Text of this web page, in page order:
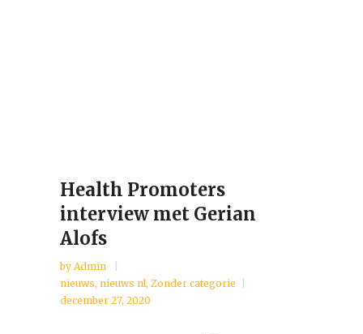
Health Promoters
interview met Gerian
Alofs
by Admin
nieuws, nieuws nl, Zonder categorie
december 27, 2020